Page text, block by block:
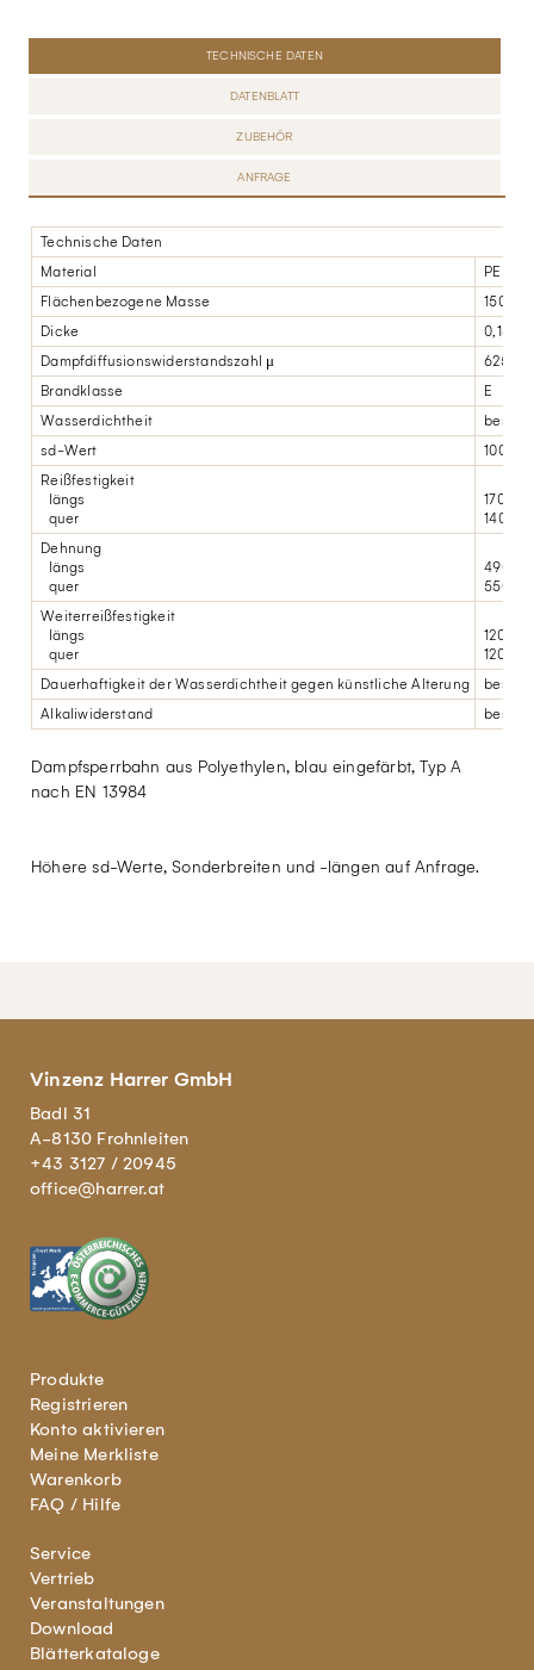
TECHNISCHE DATEN
DATENBLATT
ZUBEHÖR
ANFRAGE
Technische Daten
Material
PE
Flächenbezogene Masse
150 g/
Dicke
0,16
Dampfdiffusionswiderstandszahl μ
Brandklasse
E
Wasserdichtheit
sd-Wert
100 (-
Reißfestigkeit
längs
quer
170 N/
140 N/
Dehnung
längs
quer
490%
550%
Weiterreißfestigkeit
längs
quer
120 N
120 N
Dauerhaftigkeit der Wasserdichtheit gegen künstliche Alterung
Alkaliwiderstand
Dampfsperrbahn aus Polyethylen, blau eingefärbt, Typ A
nach EN 13984
Höhere sd-Werte, Sonderbreiten und -längen auf Anfrage.
Vinzenz Harrer GmbH
Badl 31
A-8130 Frohnleiten
+43 3127 / 20945
office@harrer.at
Produkte
Registrieren
Konto aktivieren
Meine Merkliste
Warenkorb
FAQ / Hilfe
Service
Vertrieb
Veranstaltungen
Download
Blätterkataloge